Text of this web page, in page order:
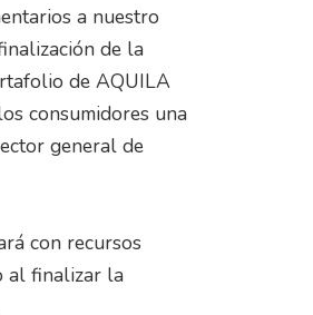
a nuestro
de la
de AQUILA
consumidores una
general de
con recursos
al finalizar la